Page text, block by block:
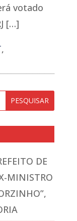
votado
[…]
,
DE
MINISTRO